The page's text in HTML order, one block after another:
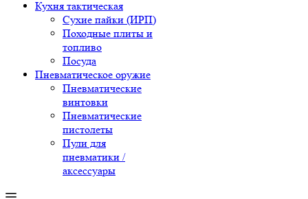
Кухня тактическая
Сухие пайки (ИРП)
Походные плиты и
топливо
Посуда
Пневматическое оружие
Пневматические
винтовки
Пневматические
пистолеты
Пули для
пневматики /
аксессуары